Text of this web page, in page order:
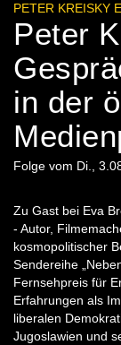
PETER KREISKY
Peter
in der
Folge vom Di.,
Zu Gast bei Eva
- Autor,
kosmopolitischer
Sendereihe
Fernsehpreis für
Erfahrungen als
liberalen
Jugoslawien und